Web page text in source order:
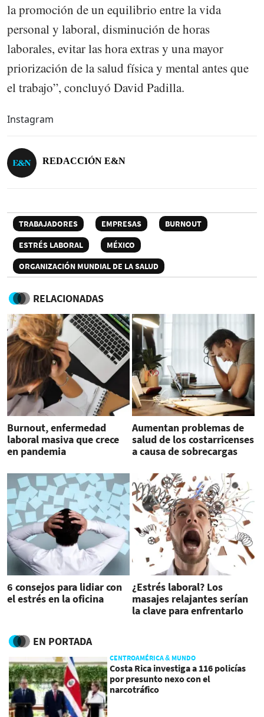
la promoción de un equilibrio entre la vida
personal y laboral, disminución de horas
laborales, evitar las hora extras y una mayor
priorización de la salud física y mental antes que
el trabajo”, concluyó David Padilla.
Instagram
REDACCIÓN E&N
TRABAJADORES EMPRESAS
BURNOUT
ESTRÉS LABORAL
MÉXICO
ORGANIZACIÓN MUNDIAL DE LA SALUD
RELACIONADAS
Burnout, enfermedad
laboral masiva que crece
en pandemia
Aumentan problemas de
salud de los costarricenses
a causa de sobrecargas
6 consejos para lidiar con
el estrés en la oficina
¿Estrés laboral? Los
masajes relajantes serían
la clave para enfrentarlo
EN PORTADA
CENTROAMÉRICA & MUNDO
Costa Rica investiga a 116 policías
por presunto nexo con el
narcotráfico